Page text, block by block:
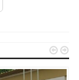
 